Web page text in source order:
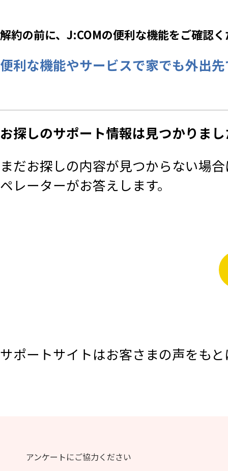
解約の前に、J:COMの便利な機能をご確認
便利な機能やサービスで家でも外出
お探しのサポート情報は見つかりま
まだお探しの内容が見つからない場
ペレーターがお答えします。
サポートサイトはお客さまの声をも
アンケートにご協力ください